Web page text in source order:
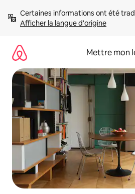
directement
Afficher la langue d'origine
Mettre mon